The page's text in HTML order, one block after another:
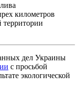
километров
территории
дел Украины
с просьбой
экологической